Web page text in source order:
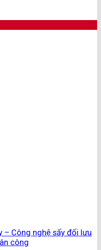
– Công nghệ sấy đối lưu
công